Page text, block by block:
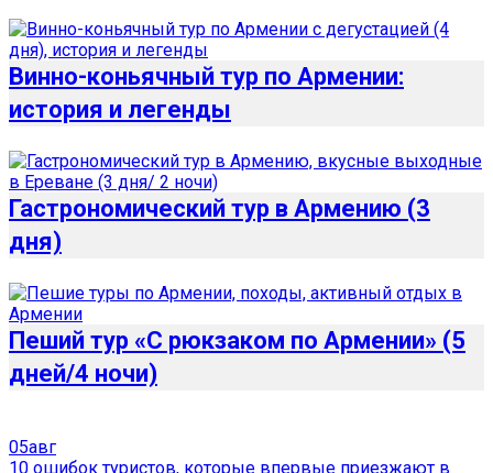
Винно-коньячный тур по Армении:
история и легенды
Гастрономический тур в Армению (3
дня)
Пеший тур «С рюкзаком по Армении» (5
дней/4 ночи)
05авг
10 ошибок туристов, которые впервые приезжают в